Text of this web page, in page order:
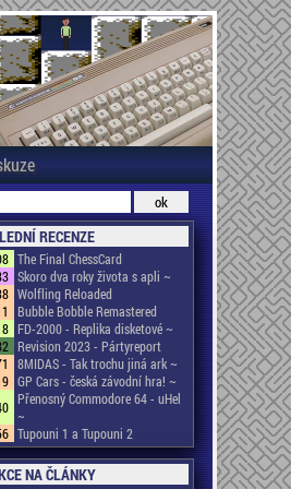
RECENZE
The Final ChessCard
Skoro dva roky života s apli ~
Wolfling Reloaded
Bubble Bobble Remastered
FD-2000 - Replika disketové ~
Revision 2023 - Pártyreport
8MIDAS - Tak trochu jiná ark ~
GP Cars - česká závodní hra! ~
Přenosný Commodore 64 - uHel
~
Tupouni 1 a Tupouni 2
NA ČLÁNKY